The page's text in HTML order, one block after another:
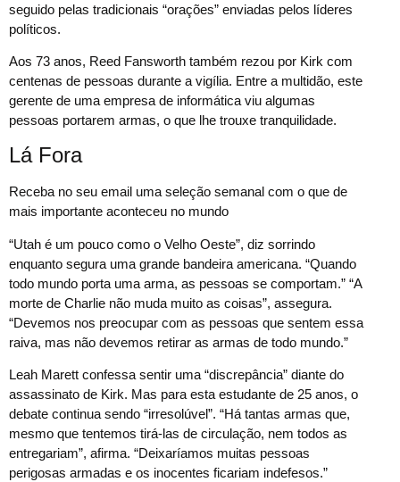
seguido pelas tradicionais “orações” enviadas pelos líderes
políticos.
Aos 73 anos, Reed Fansworth também rezou por Kirk com
centenas de pessoas durante a vigília. Entre a multidão, este
gerente de uma empresa de informática viu algumas
pessoas portarem armas, o que lhe trouxe tranquilidade.
Lá Fora
Receba no seu email uma seleção semanal com o que de
mais importante aconteceu no mundo
“Utah é um pouco como o Velho Oeste”, diz sorrindo
enquanto segura uma grande bandeira americana. “Quando
todo mundo porta uma arma, as pessoas se comportam.” “A
morte de Charlie não muda muito as coisas”, assegura.
“Devemos nos preocupar com as pessoas que sentem essa
raiva, mas não devemos retirar as armas de todo mundo.”
Leah Marett confessa sentir uma “discrepância” diante do
assassinato de Kirk. Mas para esta estudante de 25 anos, o
debate continua sendo “irresolúvel”. “Há tantas armas que,
mesmo que tentemos tirá-las de circulação, nem todos as
entregariam”, afirma. “Deixaríamos muitas pessoas
perigosas armadas e os inocentes ficariam indefesos.”